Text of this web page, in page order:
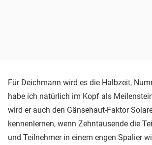
Für Deichmann wird es die Halbzeit,
habe ich natürlich im Kopf als
wird er auch den Gänsehaut-Faktor
kennenlernen, wenn Zehntausende die
und Teilnehmer in einem engen Spalier